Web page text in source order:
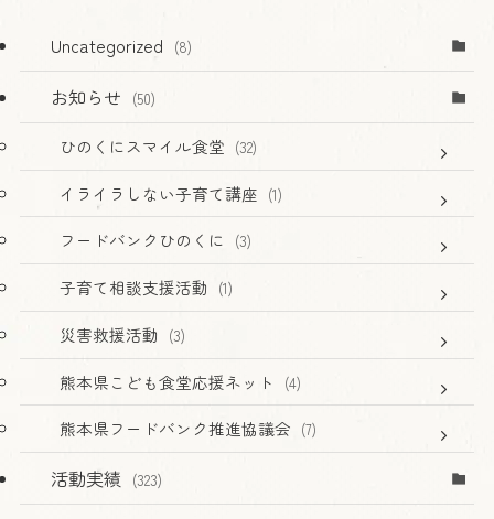
Uncategorized (8)
お知らせ (50)
ひのくにスマイル食堂 (32)
イライラしない子育て講座 (1)
フードバンクひのくに (3)
子育て相談支援活動 (1)
災害救援活動 (3)
熊本県こども食堂応援ネット (4)
熊本県フードバンク推進協議会 (7)
活動実績 (323)